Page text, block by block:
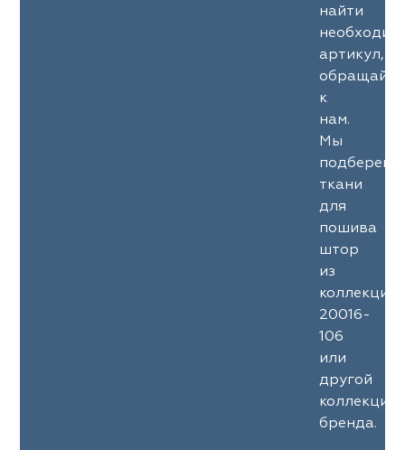
найти
артикул,
к
нам.
Мы
подберем
ткани
для
пошива
штор
из
20016-
106
или
другой
коллекции
бренда.